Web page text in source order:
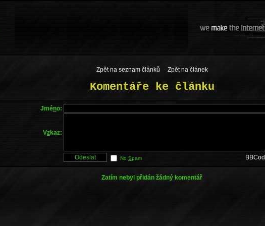
Zpět na seznam článků Zpět na článek
Komentáře ke článku
Jméno:
Vzkaz:
No Spam
Zatím nebyl přidán žádný komentář